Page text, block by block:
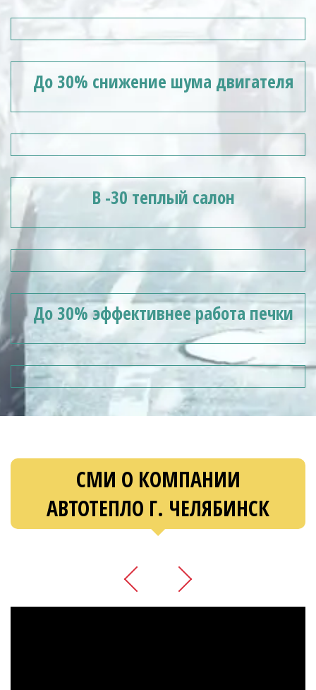
До 30% снижение шума двигателя
В -30 теплый салон
До 30% эффективнее работа печки
СМИ О КОМПАНИИ
АВТОТЕПЛО Г. ЧЕЛЯБИНСК